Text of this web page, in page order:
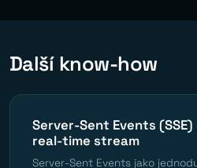
Další know-how
Server-Sent Events
real-time stream
Server-Sent Events jako